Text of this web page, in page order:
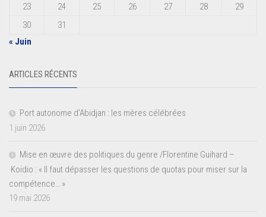
23
24 25 26 27 28
29
30
31
« Juin
ARTICLES RÉCENTS
Port autonome d’Abidjan : les mères célébrées
1 juin 2026
Mise en œuvre des politiques du genre /Florentine Guihard –
Koidio : « Il faut dépasser les questions de quotas pour miser sur la
compétence… »
19 mai 2026